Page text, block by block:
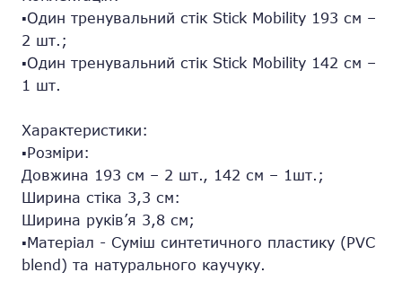
▪️Один тренувальний стік Stick Mobility 193 см –
2 шт.;
▪️Один тренувальний стік Stick Mobility 142 см –
1 шт.
Характеристики:
▪️Розміри:
Довжина 193 см – 2 шт., 142 см – 1шт.;
Ширина стіка 3,3 см:
Ширина руків’я 3,8 см;
▪️Матеріал - Суміш синтетичного пластику (PVC
blend) та натурального каучуку.